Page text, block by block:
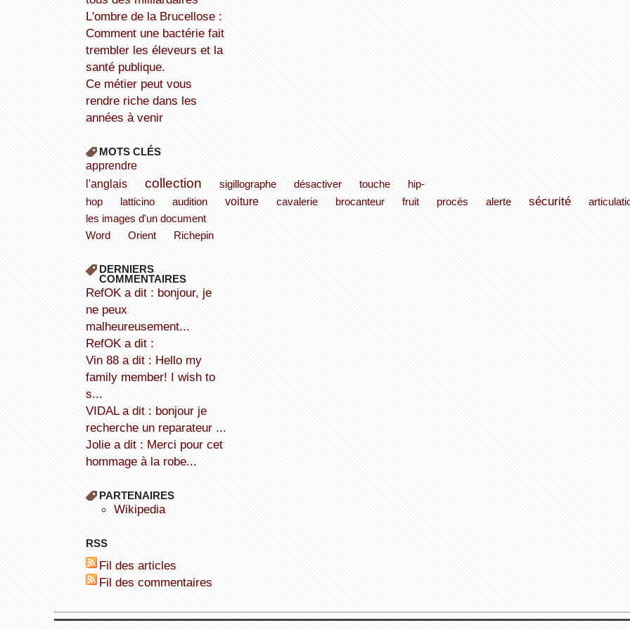
L'ombre de la Brucellose :
Comment une bactérie fait
trembler les éleveurs et la
santé publique.
Ce métier peut vous
rendre riche dans les
années à venir
MOTS CLÉS
apprendre
l'anglais
collection sigillographe désactiver touche
hip-
hop
latticino audition voiture cavalerie brocanteur fruit procés alerte sécurité
les images d'un document
Word
Orient Richepin
DERNIERS
COMMENTAIRES
refOK a dit : bonjour, je
ne peux
malheureusement...
refOK a dit :
Vin 88 a dit : Hello my
family member! I wish to
s...
VIDAL a dit : bonjour je
recherche un reparateur ...
Jolie a dit : Merci pour cet
hommage à la robe...
PARTENAIRES
wikipedia
RSS
Fil des articles
Fil des commentaires